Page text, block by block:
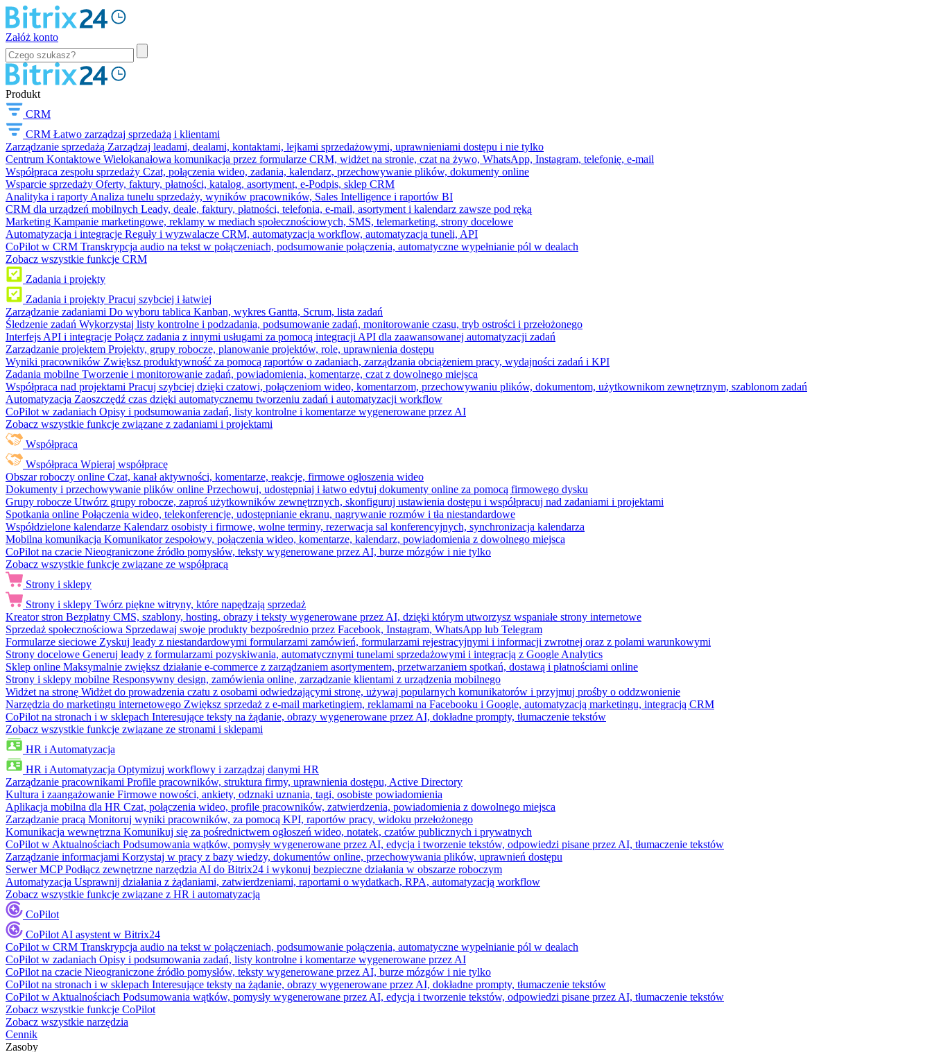
Załóż konto
Produkt
CRM
CRM Łatwo zarządzaj sprzedażą i klientami
Zarządzanie sprzedażą Zarządzaj leadami, dealami, kontaktami, lejkami sprzedażowymi, uprawnieniami dostępu i nie tylko
Centrum Kontaktowe Wielokanałowa komunikacja przez formularze CRM, widżet na stronie, czat na żywo, WhatsApp, Instagram, telefonię, e-mail
Współpraca zespołu sprzedaży Czat, połączenia wideo, zadania, kalendarz, przechowywanie plików, dokumenty online
Wsparcie sprzedaży Oferty, faktury, płatności, katalog, asortyment, e-Podpis, sklep CRM
Analityka i raporty Analiza tunelu sprzedaży, wyników pracowników, Sales Intelligence i raportów BI
CRM dla urządzeń mobilnych Leady, deale, faktury, płatności, telefonia, e-mail, asortyment i kalendarz zawsze pod ręką
Marketing Kampanie marketingowe, reklamy w mediach społecznościowych, SMS, telemarketing, strony docelowe
Automatyzacja i integracje Reguły i wyzwalacze CRM, automatyzacja workflow, automatyzacja tuneli, API
CoPilot w CRM Transkrypcja audio na tekst w połączeniach, podsumowanie połączenia, automatyczne wypełnianie pól w dealach
Zobacz wszystkie funkcje CRM
Zadania i projekty
Zadania i projekty Pracuj szybciej i łatwiej
Zarządzanie zadaniami Do wyboru tablica Kanban, wykres Gantta, Scrum, lista zadań
Śledzenie zadań Wykorzystaj listy kontrolne i podzadania, podsumowanie zadań, monitorowanie czasu, tryb ostrości i przełożonego
Interfejs API i integracje Połącz zadania z innymi usługami za pomocą integracji API dla zaawansowanej automatyzacji zadań
Zarządzanie projektem Projekty, grupy robocze, planowanie projektów, role, uprawnienia dostępu
Wyniki pracowników Zwiększ produktywność za pomocą raportów o zadaniach, zarządzania obciążeniem pracy, wydajności zadań i KPI
Zadania mobilne Tworzenie i monitorowanie zadań, powiadomienia, komentarze, czat z dowolnego miejsca
Współpraca nad projektami Pracuj szybciej dzięki czatowi, połączeniom wideo, komentarzom, przechowywaniu plików, dokumentom, użytkownikom zewnętrznym, szablonom zadań
Automatyzacja Zaoszczędź czas dzięki automatycznemu tworzeniu zadań i automatyzacji workflow
CoPilot w zadaniach Opisy i podsumowania zadań, listy kontrolne i komentarze wygenerowane przez AI
Zobacz wszystkie funkcje związane z zadaniami i projektami
Współpraca
Współpraca Wpieraj współpracę
Obszar roboczy online Czat, kanał aktywności, komentarze, reakcje, firmowe ogłoszenia wideo
Dokumenty i przechowywanie plików online Przechowuj, udostępniaj i łatwo edytuj dokumenty online za pomocą firmowego dysku
Grupy robocze Utwórz grupy robocze, zaproś użytkowników zewnętrznych, skonfiguruj ustawienia dostępu i współpracuj nad zadaniami i projektami
Spotkania online Połączenia wideo, telekonferencje, udostępnianie ekranu, nagrywanie rozmów i tła niestandardowe
Współdzielone kalendarze Kalendarz osobisty i firmowe, wolne terminy, rezerwacja sal konferencyjnych, synchronizacja kalendarza
Mobilna komunikacja Komunikator zespołowy, połączenia wideo, komentarze, kalendarz, powiadomienia z dowolnego miejsca
CoPilot na czacie Nieograniczone źródło pomysłów, teksty wygenerowane przez AI, burze mózgów i nie tylko
Zobacz wszystkie funkcje związane ze współpracą
Strony i sklepy
Strony i sklepy Twórz piękne witryny, które napędzają sprzedaż
Kreator stron Bezpłatny CMS, szablony, hosting, obrazy i teksty wygenerowane przez AI, dzięki którym utworzysz wspaniałe strony internetowe
Sprzedaż społecznościowa Sprzedawaj swoje produkty bezpośrednio przez Facebook, Instagram, WhatsApp lub Telegram
Formularze sieciowe Zyskuj leady z niestandardowymi formularzami zamówień, formularzami rejestracyjnymi i informacji zwrotnej oraz z polami warunkowymi
Strony docelowe Generuj leady z formularzami pozyskiwania, automatycznymi tunelami sprzedażowymi i integracją z Google Analytics
Sklep online Maksymalnie zwiększ działanie e-commerce z zarządzaniem asortymentem, przetwarzaniem spotkań, dostawą i płatnościami online
Strony i sklepy mobilne Responsywny design, zamówienia online, zarządzanie klientami z urządzenia mobilnego
Widżet na stronę Widżet do prowadzenia czatu z osobami odwiedzającymi stronę, używaj popularnych komunikatorów i przyjmuj prośby o oddzwonienie
Narzędzia do marketingu internetowego Zwiększ sprzedaż z e-mail marketingiem, reklamami na Facebooku i Google, automatyzacją marketingu, integracją CRM
CoPilot na stronach i w sklepach Interesujące teksty na żądanie, obrazy wygenerowane przez AI, dokładne prompty, tłumaczenie tekstów
Zobacz wszystkie funkcje związane ze stronami i sklepami
HR i Automatyzacja
HR i Automatyzacja Optymizuj workflowy i zarządzaj danymi HR
Zarządzanie pracownikami Profile pracowników, struktura firmy, uprawnienia dostępu, Active Directory
Kultura i zaangażowanie Firmowe nowości, ankiety, odznaki uznania, tagi, osobiste powiadomienia
Aplikacja mobilna dla HR Czat, połączenia wideo, profile pracowników, zatwierdzenia, powiadomienia z dowolnego miejsca
Zarządzanie pracą Monitoruj wyniki pracowników, za pomocą KPI, raportów pracy, widoku przełożonego
Komunikacja wewnętrzna Komunikuj się za pośrednictwem ogłoszeń wideo, notatek, czatów publicznych i prywatnych
CoPilot w Aktualnościach Podsumowania wątków, pomysły wygenerowane przez AI, edycja i tworzenie tekstów, odpowiedzi pisane przez AI, tłumaczenie tekstów
Zarządzanie informacjami Korzystaj w pracy z bazy wiedzy, dokumentów online, przechowywania plików, uprawnień dostępu
Serwer MCP Podłącz zewnętrzne narzędzia AI do Bitrix24 i wykonuj bezpieczne działania w obszarze roboczym
Automatyzacja Usprawnij działania z żądaniami, zatwierdzeniami, raportami o wydatkach, RPA, automatyzacją workflow
Zobacz wszystkie funkcje związane z HR i automatyzacją
CoPilot
CoPilot AI asystent w Bitrix24
CoPilot w CRM Transkrypcja audio na tekst w połączeniach, podsumowanie połączenia, automatyczne wypełnianie pól w dealach
CoPilot w zadaniach Opisy i podsumowania zadań, listy kontrolne i komentarze wygenerowane przez AI
CoPilot na czacie Nieograniczone źródło pomysłów, teksty wygenerowane przez AI, burze mózgów i nie tylko
CoPilot na stronach i w sklepach Interesujące teksty na żądanie, obrazy wygenerowane przez AI, dokładne prompty, tłumaczenie tekstów
CoPilot w Aktualnościach Podsumowania wątków, pomysły wygenerowane przez AI, edycja i tworzenie tekstów, odpowiedzi pisane przez AI, tłumaczenie tekstów
Zobacz wszystkie funkcje CoPilot
Zobacz wszystkie narzędzia
Cennik
Zasoby